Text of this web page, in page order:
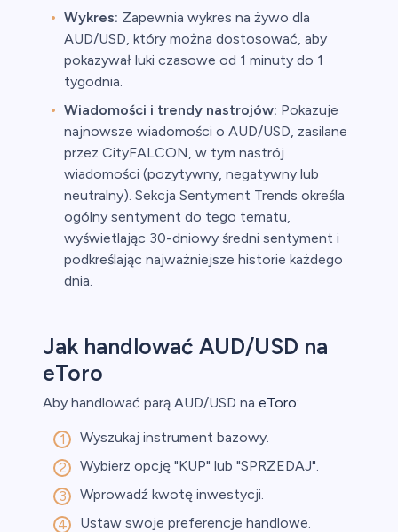
Wykres: Zapewnia wykres na żywo dla
AUD/USD, który można dostosować, aby
pokazywał luki czasowe od 1 minuty do 1
tygodnia.
Wiadomości i trendy nastrojów: Pokazuje
najnowsze wiadomości o AUD/USD, zasilane
przez CityFALCON, w tym nastrój
wiadomości (pozytywny, negatywny lub
neutralny). Sekcja Sentyment Trends określa
ogólny sentyment do tego tematu,
wyświetlając 30-dniowy średni sentyment i
podkreślając najważniejsze historie każdego
dnia.
Jak handlować AUD/USD na
eToro
Aby handlować parą AUD/USD na eToro:
Wyszukaj instrument bazowy.
Wybierz opcję "KUP" lub "SPRZEDAJ".
Wprowadź kwotę inwestycji.
Ustaw swoje preferencje handlowe.